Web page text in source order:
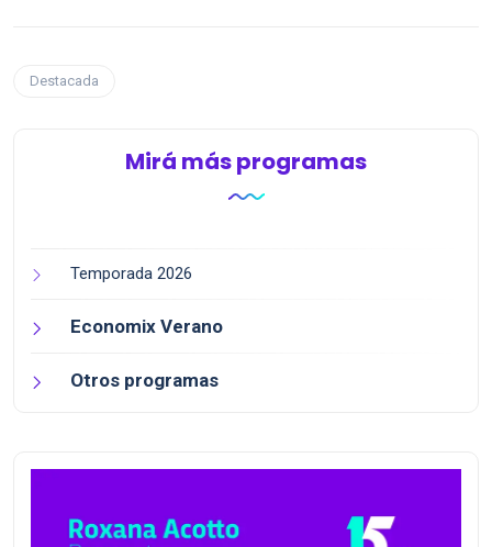
Destacada
Mirá más programas
Temporada 2026
Economix Verano
Otros programas